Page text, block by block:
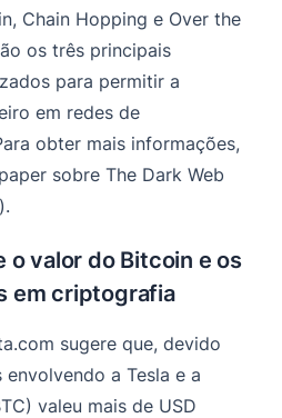
Chain Hopping e Over the
os três principais
para permitir a
em redes de
obter mais informações,
sobre The Dark Web
o valor do Bitcoin e os
em criptografia
sugere que, devido
a Tesla e a
valeu mais de USD